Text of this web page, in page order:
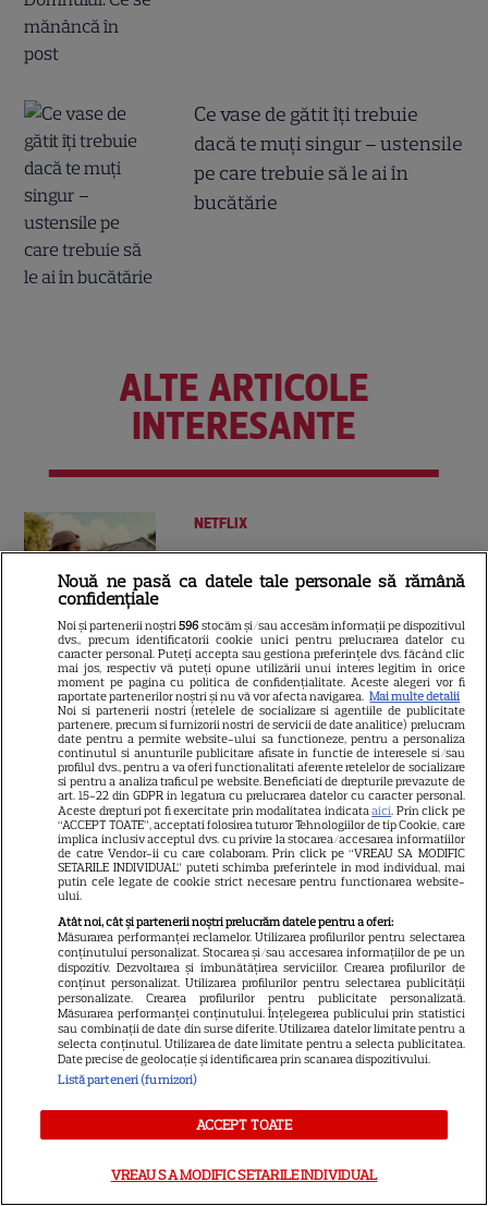
Ce vase de gătit îți trebuie
dacă te muți singur – ustensile
pe care trebuie să le ai în
bucătărie
ALTE ARTICOLE
INTERESANTE
16
NETFLIX
Noutăți Netflix în august 2026:
Robert De Niro, „Nosferatu” și
Banks” și „Un veac de
singurătate”
14
VEDETE STRĂINE
Sean Astin din „Stăpânul
Inelelor” a fost nevoit să își
vândă casa din cauza
salariului mic: Câți bani a
primit de fapt
14
VEDETE STRĂINE
Elon Musk, atac la adresa
regizorului premiat cu Oscar
care a realizat documentarul
despre viața sa. Filmul are 232
de minute
VEDETE STRĂINE
Marvel are un nou Black
Panther. David Jonsson preia
Nouă ne pasă ca datele tale personale să rămână
confidențiale
Noi și partenerii noștri596 stocăm și/sau accesăm informații pe dispozitivul
dvs., precum identificatorii cookie unici pentru prelucrarea datelor cu
caracter personal. Puteți accepta sau gestiona preferințele dvs. făcând clic
mai jos, respectiv vă puteți opune utilizării unui interes legitim în orice
moment pe pagina cu politica de confidențialitate. Aceste alegeri vor fi
raportate partenerilor noștri și nu vă vor afecta navigarea. Mai multe detalii
Noi si partenerii nostri (retelele de socializare si agentiile de publicitate
partenere, precum si furnizorii nostri de servicii de date analitice) prelucram
date pentru a permite website-ului sa functioneze, pentru a personaliza
continutul si anunturile publicitare afisate in functie de interesele si/sau
profilul dvs., pentru a va oferi functionalitati aferente retelelor de socializare
si pentru a analiza traficul pe website. Beneficiati de drepturile prevazute de
art. 15-22 din GDPR in legatura cu prelucrarea datelor cu caracter personal.
Aceste drepturi pot fi exercitate prin modalitatea indicataaici. Prin click pe
“ACCEPT TOATE”, acceptati folosirea tuturor Tehnologiilor de tip Cookie, care
implica inclusiv acceptul dvs. cu privire la stocarea/accesarea informatiilor
de catre Vendor-ii cu care colaboram. Prin click pe “VREAU SA MODIFIC
SETARILE INDIVIDUAL” puteti schimba preferintele in mod individual, mai
putin cele legate de cookie strict necesare pentru functionarea website-
ului.
Atât noi, cât și partenerii noștri prelucrăm datele pentru a oferi:
Măsurarea performanței reclamelor. Utilizarea profilurilor pentru selectarea
conținutului personalizat. Stocarea și/sau accesarea informațiilor de pe un
dispozitiv. Dezvoltarea și îmbunătățirea serviciilor. Crearea profilurilor de
conținut personalizat. Utilizarea profilurilor pentru selectarea publicității
personalizate. Crearea profilurilor pentru publicitate personalizată.
Măsurarea performanței conținutului. Înțelegerea publicului prin statistici
sau combinații de date din surse diferite. Utilizarea datelor limitate pentru a
selecta conținutul. Utilizarea de date limitate pentru a selecta publicitatea.
Date precise de geolocație și identificarea prin scanarea dispozitivului.
Listă parteneri (furnizori)
ACCEPT TOATE
VREAU SA MODIFIC SETARILE INDIVIDUAL